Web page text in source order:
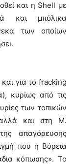
και η Shell με
και μπόλικα
των οποίων
και για το fracking
κυρίως από τις
των τοπικών
αλλά και στη Μ.
απαγόρευσης
που η Βόρεια
κόπωσης». Το